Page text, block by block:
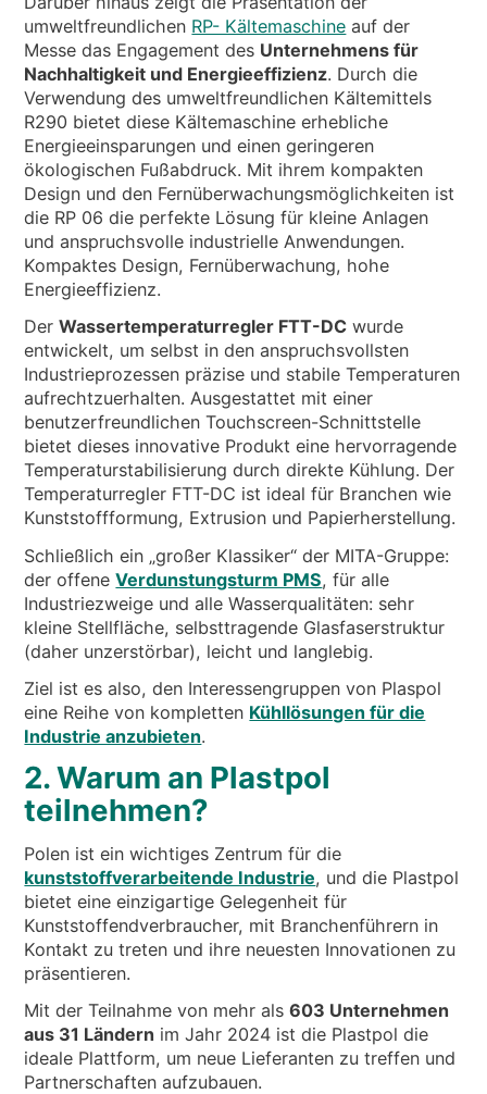
umweltfreundlichen RP- Kältemaschine auf der
Messe das Engagement des Unternehmens für
Nachhaltigkeit und Energieeffizienz. Durch die
Verwendung des umweltfreundlichen Kältemittels
R290 bietet diese Kältemaschine erhebliche
Energieeinsparungen und einen geringeren
ökologischen Fußabdruck. Mit ihrem kompakten
Design und den Fernüberwachungsmöglichkeiten ist
die RP 06 die perfekte Lösung für kleine Anlagen
und anspruchsvolle industrielle Anwendungen.
Kompaktes Design, Fernüberwachung, hohe
Energieeffizienz.
DerWassertemperaturregler FTT-DC wurde
entwickelt, um selbst in den anspruchsvollsten
Industrieprozessen präzise und stabile Temperaturen
aufrechtzuerhalten. Ausgestattet mit einer
benutzerfreundlichen Touchscreen-Schnittstelle
bietet dieses innovative Produkt eine hervorragende
Temperaturstabilisierung durch direkte Kühlung. Der
Temperaturregler FTT-DC ist ideal für Branchen wie
Kunststoffformung, Extrusion und Papierherstellung.
Schließlich ein „großer Klassiker“ der MITA-Gruppe:
der offeneVerdunstungsturm PMS, für alle
Industriezweige und alle Wasserqualitäten: sehr
kleine Stellfläche, selbsttragende Glasfaserstruktur
(daher unzerstörbar), leicht und langlebig.
Ziel ist es also, den Interessengruppen von Plaspol
eine Reihe von kompletten Kühllösungen für die
Industrie anzubieten.
2. Warum an Plastpol
teilnehmen?
Polen ist ein wichtiges Zentrum für die
kunststoffverarbeitende Industrie, und die Plastpol
bietet eine einzigartige Gelegenheit für
Kunststoffendverbraucher, mit Branchenführern in
Kontakt zu treten und ihre neuesten Innovationen zu
präsentieren.
Mit der Teilnahme von mehr als603 Unternehmen
aus 31 Ländern im Jahr 2024 ist die Plastpol die
ideale Plattform, um neue Lieferanten zu treffen und
Partnerschaften aufzubauen.